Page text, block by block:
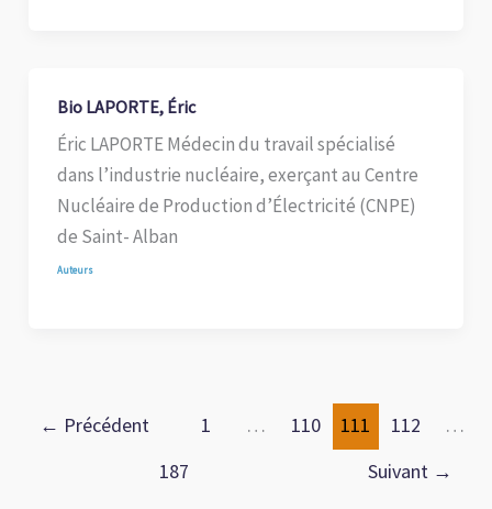
Bio LAPORTE, Éric
Éric LAPORTE Médecin du travail spécialisé
dans l’industrie nucléaire, exerçant au Centre
Nucléaire de Production d’Électricité (CNPE)
de Saint- Alban
Auteurs
← Précédent 1 … 110 111 112
…
187
Suivant →